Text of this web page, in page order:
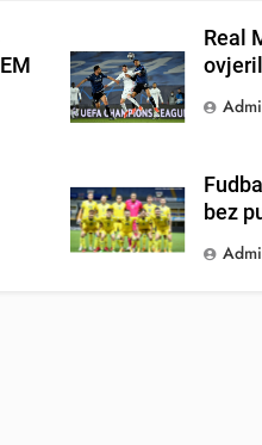
Real
bez